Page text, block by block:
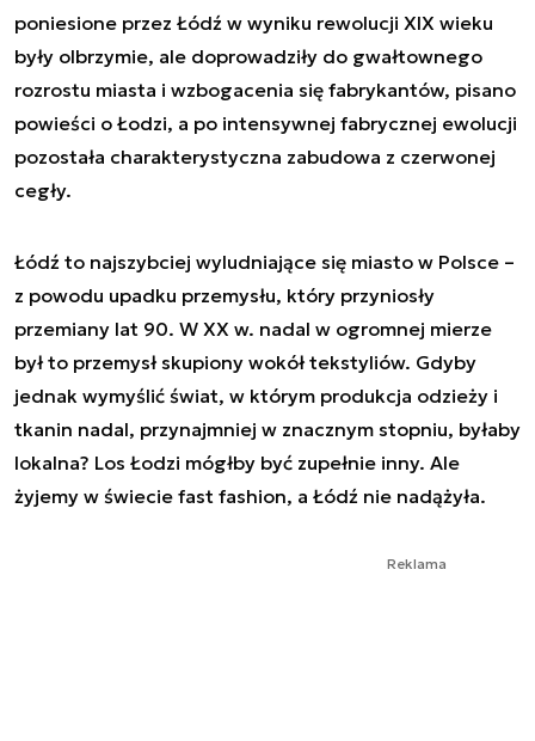
poniesione przez Łódź w wyniku rewolucji XIX wieku
były olbrzymie, ale doprowadziły do gwałtownego
rozrostu miasta i wzbogacenia się fabrykantów, pisano
powieści o Łodzi, a po intensywnej fabrycznej ewolucji
pozostała charakterystyczna zabudowa z czerwonej
cegły.
Łódź to najszybciej wyludniające się miasto w Polsce –
z powodu upadku przemysłu, który przyniosły
przemiany lat 90. W XX w. nadal w ogromnej mierze
był to przemysł skupiony wokół tekstyliów. Gdyby
jednak wymyślić świat, w którym produkcja odzieży i
tkanin nadal, przynajmniej w znacznym stopniu, byłaby
lokalna? Los Łodzi mógłby być zupełnie inny. Ale
żyjemy w świecie fast fashion, a Łódź nie nadążyła.
Reklama